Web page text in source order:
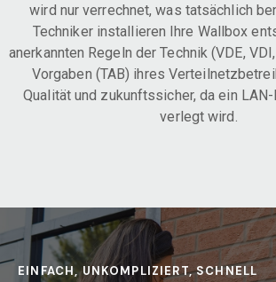
wird nur verrechnet, was tatsächlich
Techniker installieren Ihre Wallbox
anerkannten Regeln der Technik (VDE,
Vorgaben (TAB) ihres
Qualität und zukunftssicher, da ein
verlegt wird.
EINFACH, UNKOMPLIZIERT, SCHNELL